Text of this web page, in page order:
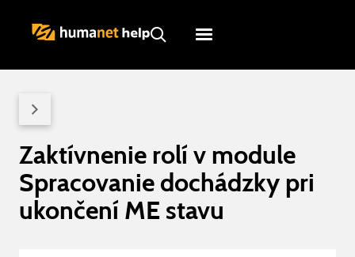
Humanet
Zaktívnenie rolí v module
Spracovanie dochádzky pri
ukončení ME stavu